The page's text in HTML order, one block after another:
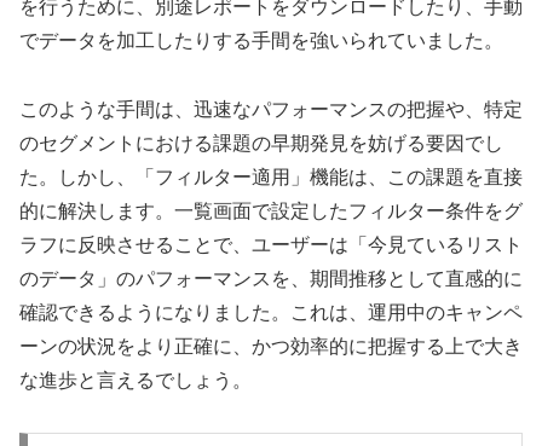
を行うために、別途レポートをダウンロードしたり、手動
でデータを加工したりする手間を強いられていました。
このような手間は、迅速なパフォーマンスの把握や、特定
のセグメントにおける課題の早期発見を妨げる要因でし
た。しかし、「フィルター適用」機能は、この課題を直接
的に解決します。一覧画面で設定したフィルター条件をグ
ラフに反映させることで、ユーザーは「今見ているリスト
のデータ」のパフォーマンスを、期間推移として直感的に
確認できるようになりました。これは、運用中のキャンペ
ーンの状況をより正確に、かつ効率的に把握する上で大き
な進歩と言えるでしょう。